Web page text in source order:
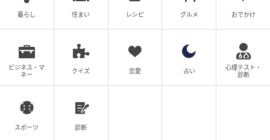
SNSの反応を見ると、最も多かったのは、舞台挨拶へ
拶お疲れ様でした」「今日4回目観てきたよ まだまだ
行くからね」と、地元・八尾（大阪）での凱旋を喜ぶ
声や、熱心なリピート鑑賞の報告が相次いでいます。
また、会場に用意されたハイクオリティな似顔絵のウ
ェルカムボードや永瀬さんのビジュアルに対し「すご
い！イラストだー 本人達にそっくり」「本当に横顔が
暮らし 住まい レシピ グルメ おでかけ
ビジネス・マ
ネー
クイズ 恋愛 占い
心理テスト・
診断
スポーツ 診断